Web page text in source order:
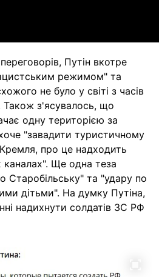
Путін вкотре
режимом" та
не було у світі з часів
Також з'ясувалось, що
одну територією за
"завадити туристичному
Кремля, про це надходить
каналах". Ще одна теза
Старобільську" та "удару по
дітьми". На думку Путіна,
надихнути солдатів ЗС РФ